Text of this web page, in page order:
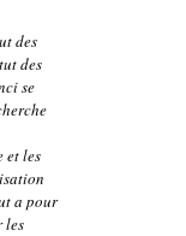
des
des
se
et les
a pour
les